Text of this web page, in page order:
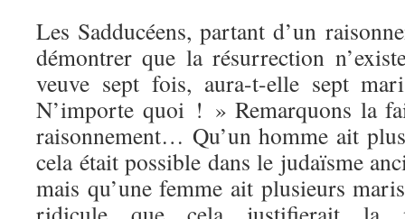
Les Sadducéens, partant d’un
démontrer que la résurrection
veuve sept fois, aura-t-elle sept
N’importe quoi ! » Remarquons la
raisonnement… Qu’un homme ait
cela était possible dans le judaïsme
mais qu’une femme ait plusieurs